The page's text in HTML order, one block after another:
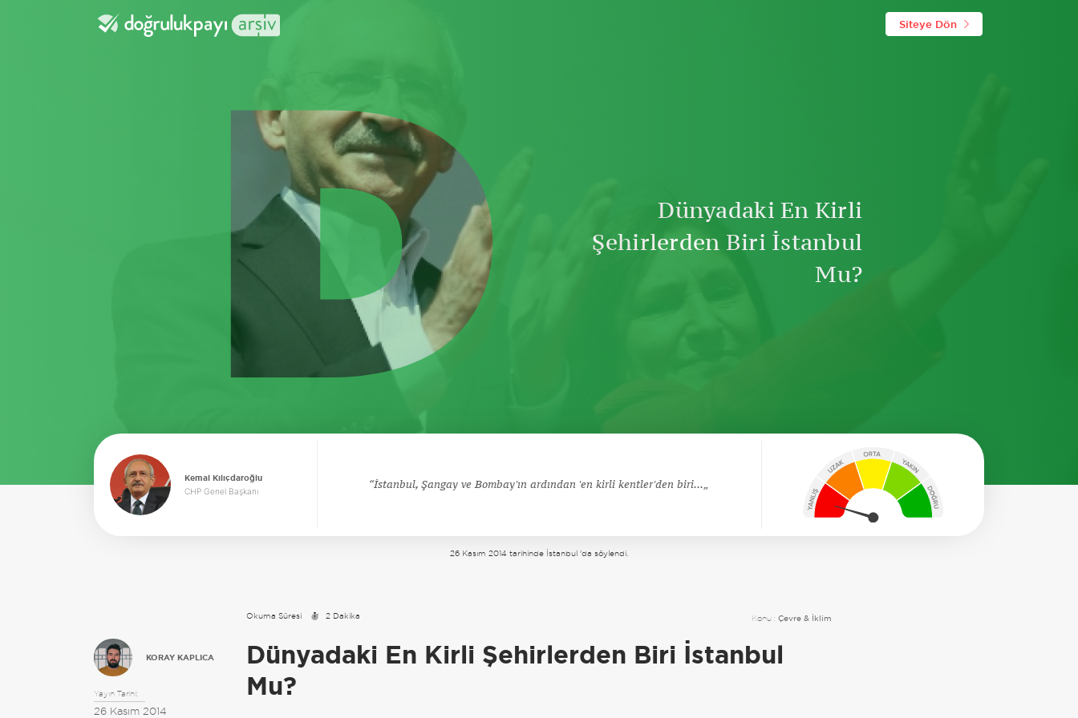
Siteye Dön
D
Dünyadaki En Kirli
Şehirlerden Biri İstanbul
Mu?
Kemal Kılıçdaroğlu
CHP Genel Başkanı
İstanbul, Şangay ve Bombay'ın ardından 'en kirli kentler'den biri...
26 Kasım 2014 tarihinde İstanbul 'da söylendi.
Okuma Süresi 2 Dakika Konu : Çevre & İklim
KORAY KAPLICA
Yayın Tarihi:
26 Kasım 2014
Dünyadaki En Kirli Şehirlerden Biri İstanbul
Mu?